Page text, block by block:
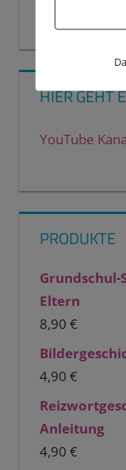
HIER GEHT
YouTube
PRODUKTE
Eltern
8,90 €
4,90 €
Anleitung
4,90 €